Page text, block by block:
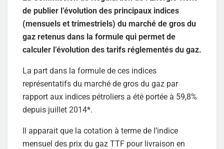
de publier l’évolution des principaux indices
(mensuels et trimestriels) du marché de gros du
gaz retenus dans la formule qui permet de
calculer l’évolution des tarifs réglementés du gaz.
La part dans la formule de ces indices
représentatifs du marché de gros du gaz par
rapport aux indices pétroliers a été portée à 59,8%
depuis juillet 2014*.
Il apparait que la cotation à terme de l’indice
mensuel des prix du gaz TTF pour livraison en